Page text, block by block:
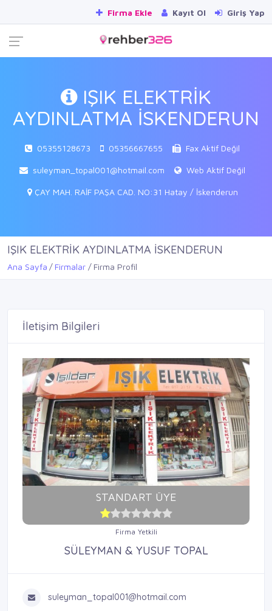
Firma Ekle Kayıt Ol Giriş Yap
IŞIK ELEKTRİK
AYDINLATMA İSKENDERUN
05355128673 05356667655 Fax Aktif Değil
suleyman_topal001@hotmail.com Web Aktif Değil
ÇAY MAH. RAİF PAŞA CAD. NO:31 Hatay / İskenderun
IŞIK ELEKTRİK AYDINLATMA İSKENDERUN
Ana Sayfa Firmalar Firma Profil
İletişim Bilgileri
STANDART ÜYE
Firma Yetkili
SÜLEYMAN & YUSUF TOPAL
suleyman_topal001@hotmail.com